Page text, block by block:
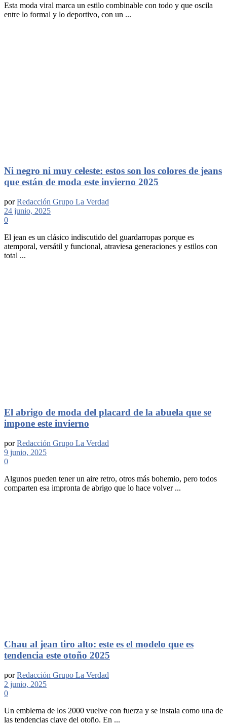
Esta moda viral marca un estilo combinable con todo y que oscila
entre lo formal y lo deportivo, con un ...
Ni negro ni muy celeste: estos son los colores de jeans
que están de moda este invierno 2025
por Redacción Grupo La Verdad
24 junio, 2025
0
El jean es un clásico indiscutido del guardarropas porque es
atemporal, versátil y funcional, atraviesa generaciones y estilos con
total ...
El abrigo de moda del placard de la abuela que se
impone este invierno
por Redacción Grupo La Verdad
9 junio, 2025
0
Algunos pueden tener un aire retro, otros más bohemio, pero todos
comparten esa impronta de abrigo que lo hace volver ...
Chau al jean tiro alto: este es el modelo que es
tendencia este otoño 2025
por Redacción Grupo La Verdad
2 junio, 2025
0
Un emblema de los 2000 vuelve con fuerza y se instala como una de
las tendencias clave del otoño. En ...